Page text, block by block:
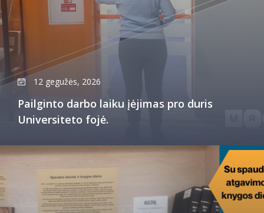
12 gegužės, 2026
Pailginto darbo laiku įėjimas pro duris
Universiteto fojė.